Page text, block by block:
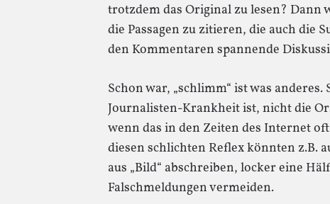
trotzdem das Original zu lesen? Dann
die Passagen zu zitieren, die auch die
den Kommentaren spannende
Schon war, „schlimm“ ist was
Journalisten-Krankheit ist, nicht die
wenn das in den Zeiten des Internet
diesen schlichten Reflex könnten z.B.
aus „Bild“ abschreiben, locker eine
Falschmeldungen vermeiden.